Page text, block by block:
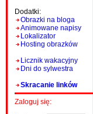
Dodatki:
Obrazki na bloga
Animowane napisy
Lokalizator
Hosting obrazków
Licznik wakacyjny
Dni do sylwestra
Skracanie linków
Zaloguj się: